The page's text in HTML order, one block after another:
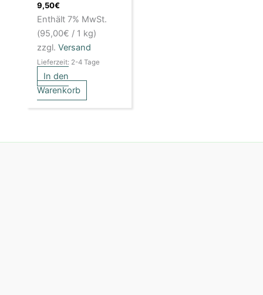
9,50€
Enthält 7% MwSt.
(95,00€ / 1 kg)
zzgl. Versand
Lieferzeit: 2-4 Tage
In den
Warenkorb